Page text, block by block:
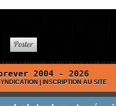
2004 - 2026
| INSCRIPTION AU SITE